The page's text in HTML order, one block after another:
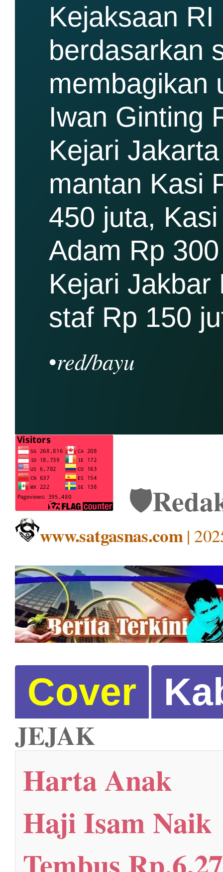
Kejaksaan
berdasarkan
membagikan
Iwan Ginting
Kejari
mantan Kasi
450 juta,
Adam Rp
Kejari Jakbar
staf Rp 150
•red/bayu
🛡️
www.satgasnas.com|
Cover
JEJAK
Harta Anak
Haji Isam Naik